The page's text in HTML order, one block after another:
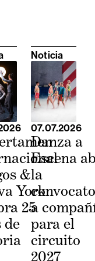
&
York
25
de
Noticia
07.07.2026
Danza a
Escena
la
a
para el
circuito
2027